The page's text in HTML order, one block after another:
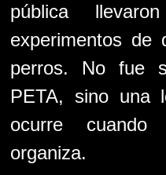
pública
experimentos de
perros. No fue
PETA, sino una
ocurre
organiza.